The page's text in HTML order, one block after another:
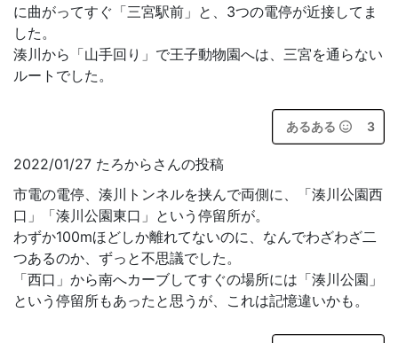
に曲がってすぐ「三宮駅前」と、3つの電停が近接してま
した。
湊川から「山手回り」で王子動物園へは、三宮を通らない
ルートでした。
あるある 3
2022/01/27 たろからさんの投稿
市電の電停、湊川トンネルを挟んで両側に、「湊川公園西
口」「湊川公園東口」という停留所が。
わずか100mほどしか離れてないのに、なんでわざわざ二
つあるのか、ずっと不思議でした。
「西口」から南へカーブしてすぐの場所には「湊川公園」
という停留所もあったと思うが、これは記憶違いかも。